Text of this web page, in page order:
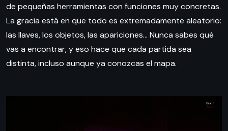
de pequeñas herramientas con funciones muy concretas.
La gracia está en que todo es extremadamente aleatorio:
las llaves, los objetos, las apariciones… Nunca sabes qué
vas a encontrar, y eso hace que cada partida sea
distinta, incluso aunque ya conozcas el mapa.